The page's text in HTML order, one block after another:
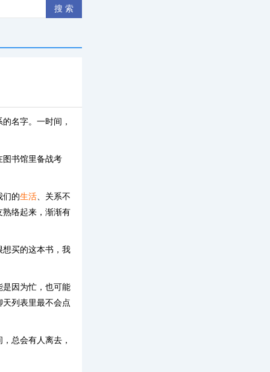
名字。一时间，
图书馆里备战考
们的生活 、关系不
熟络起来，渐渐有
想买的这本书，我
是因为忙，也可能
列表里最不会点
总会有人离去，